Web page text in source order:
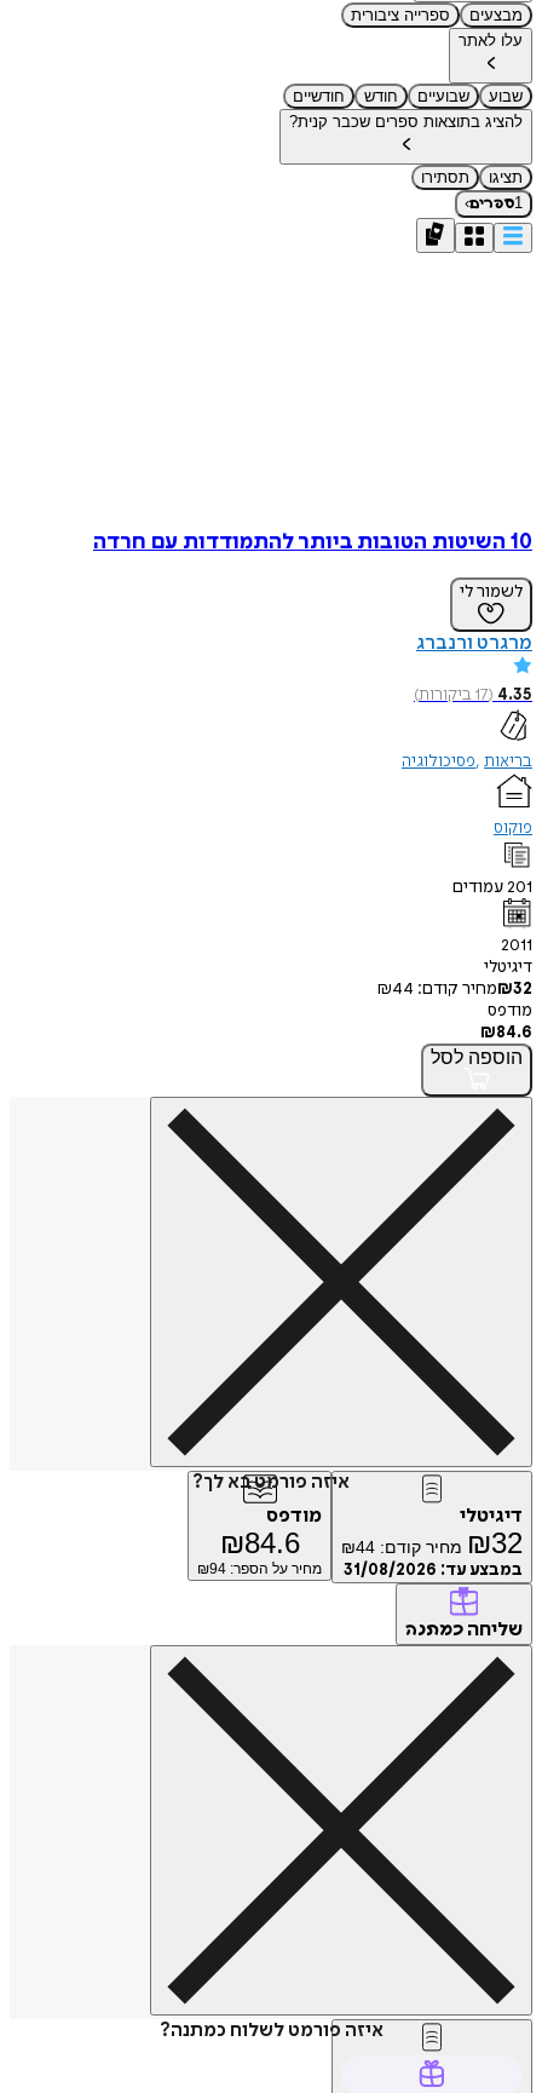
מבצעים
ספרייה ציבורית
עלו לאתר
שבוע שבועיים חודש
חודשיים
להציג בתוצאות ספרים שכבר קנית?
תציגו
תסתירו
1ספרים›
10 השיטות הטובות ביותר להתמודדות עם חרדה
לשמור לי
מרגרט ורנברג
4.35
(
17ביקורות)
בריאות פסיכולוגיה
פוקוס
201עמודים
2011
דיגיטלי
₪32 מחיר קודם: ₪44
מודפס
₪84.6
הוספה לסל
איזה פורמט בא לך?
דיגיטלי
₪32 מחיר קודם: ₪44
במבצע עד: 31/08/2026
מודפס
₪84.6
מחיר על הספר: ₪ 94
שליחה כמתנה
איזה פורמט לשלוח כמתנה?